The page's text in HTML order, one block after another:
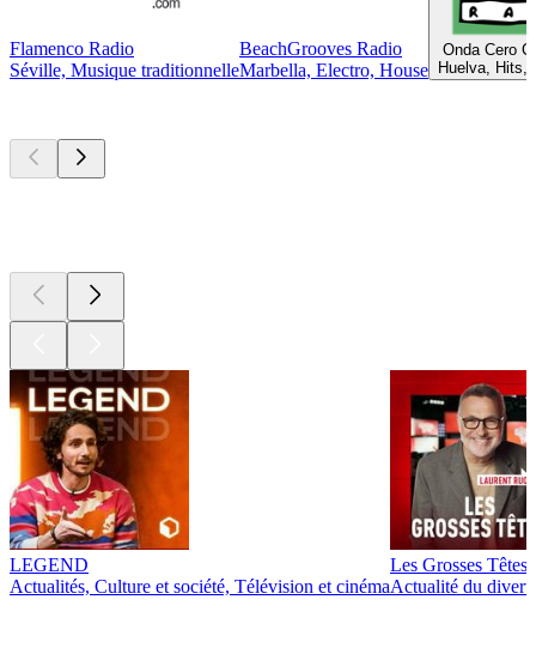
Flamenco Radio
Séville, Musique traditionnelle
BeachGrooves Radio
Marbella, Electro, House
Onda Cero
Huelva, Hits,
LEGEND
Actualités, Culture et société, Télévision et cinéma
Les Grosses Têtes
Actualité du